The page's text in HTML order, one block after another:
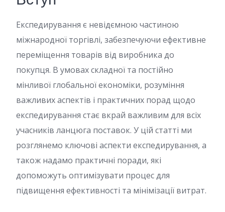
Експедирування є невідємною частиною
міжнародної торгівлі, забезпечуючи ефективне
переміщення товарів від виробника до
покупця. В умовах складної та постійно
мінливої глобальної економіки, розуміння
важливих аспектів і практичних порад щодо
експедирування стає вкрай важливим для всіх
учасників ланцюга поставок. У цій статті ми
розглянемо ключові аспекти експедирування, а
також надамо практичні поради, які
допоможуть оптимізувати процес для
підвищення ефективності та мінімізації витрат.